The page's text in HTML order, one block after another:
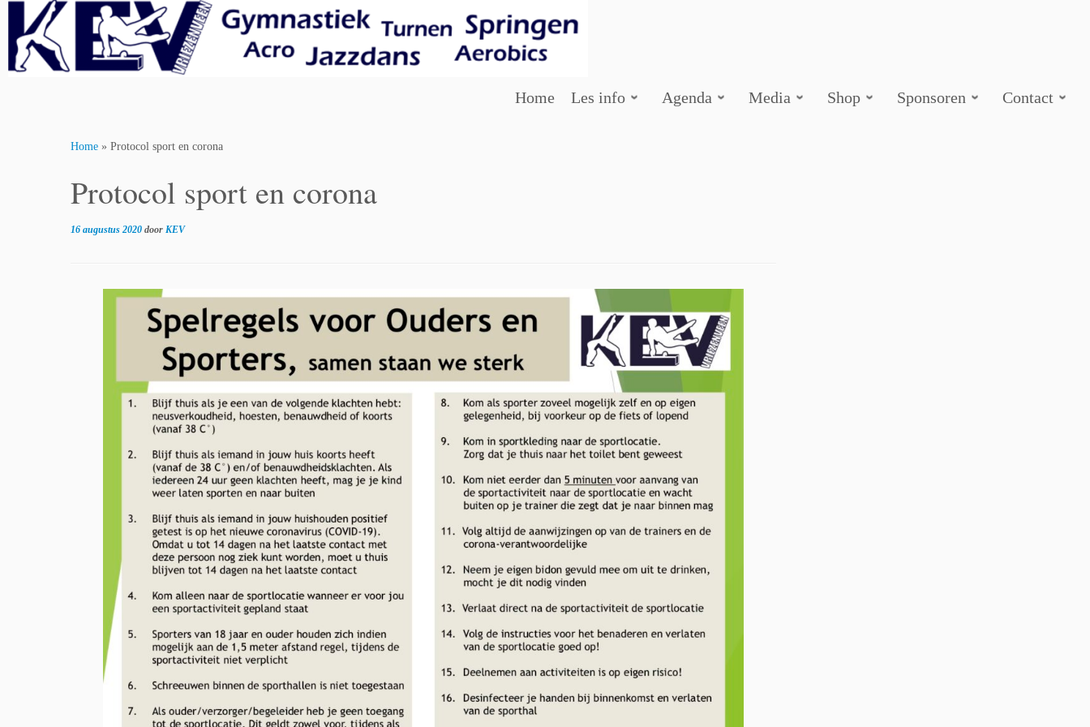
content
Home Les info Agenda Media Shop Sponsoren Contact
Home » Protocol sport en corona
Protocol sport en corona
16 augustus 2020 door KEV